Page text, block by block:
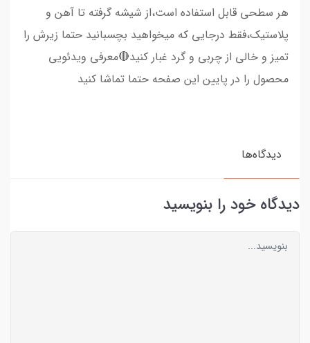
هر سطحی قابل استفاده است،از شیشه گرفته تا آهن و
پلاستیک،فقط درجایی که میخواهید بچسبانید حتما زیرش را
تمیز و خالی از چربی و گرد غبار کنید🔴معرفی ویدئویی
محصول را در پایین این صفحه حتما تماشا کنید
دیدگاه‌ها
دیدگاه خود را بنویسید